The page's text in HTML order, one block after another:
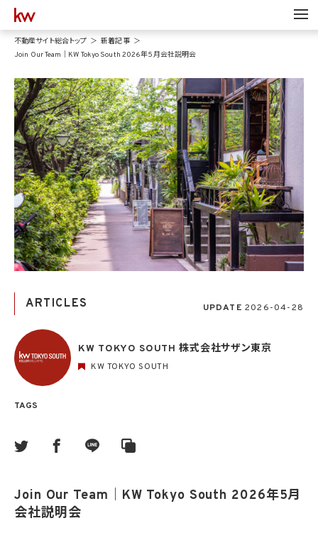
不動産サイト総合トップ
新着記事
Join Our Team｜KW Tokyo South 2026年5月会社説明会
ARTICLES UPDATE 2026-04-28
TAGS
KW TOKYO SOUTH 株式会社サザン東京
KW TOKYO SOUTH
Join Our Team｜KW Tokyo South 2026年5月
会社説明会